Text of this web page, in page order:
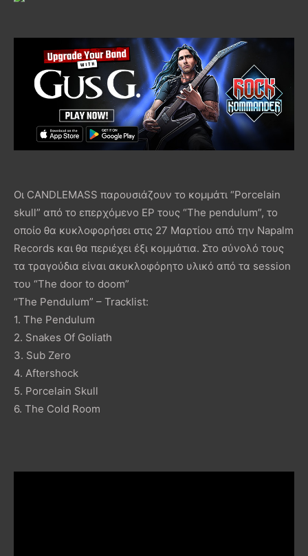
Οι CANDLEMASS παρουσιάζουν το κομμάτι “Porcelain
skull” από το επερχόμενο EP τους “The pendulum”, το
οποίο θα κυκλοφορήσει στις 27 Μαρτίου από την Napalm
Records και θα περιέχει έξι κομμάτια. Στο σύνολό τους
τα τραγούδια είναι ακυκλοφόρητο υλικό από τα session
του “The door to doom”
“The Pendulum” – Tracklist:
1. The Pendulum
2. Snakes Of Goliath
3. Sub Zero
4. Aftershock
5. Porcelain Skull
6. The Cold Room